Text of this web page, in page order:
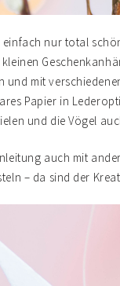
nur total
und mit
Papier in
und die Vögel
auch mit
– da sind der